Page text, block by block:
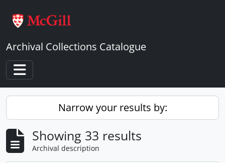
Archival Collections Catalogue
Toggle navigation
Narrow your results by:
Showing 33 results
Archival description